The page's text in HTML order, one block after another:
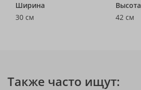
Ширина
30 см
Высота
42 см
Также часто ищут: